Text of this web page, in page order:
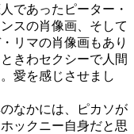
であったピーター・
スの肖像画、そして
リマの肖像画もあり
きわセクシーで人間
愛を感じさせまし
なかには、ピカソが
ックニー自身だと思